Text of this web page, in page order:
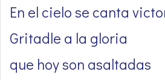
En el cielo se canta
Gritadle a la gloria
que hoy son asaltadas